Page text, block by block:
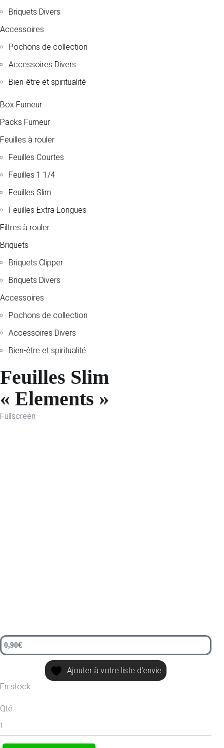
Briquets Divers
Accessoires
Pochons de collection
Accessoires Divers
Bien-être et spiritualité
Box Fumeur
Packs Fumeur
Feuilles à rouler
Feuilles Courtes
Feuilles 1 1/4
Feuilles Slim
Feuilles Extra Longues
Filtres à rouler
Briquets
Briquets Clipper
Briquets Divers
Accessoires
Pochons de collection
Accessoires Divers
Bien-être et spiritualité
Feuilles Slim
« Elements »
Fullscreen
0,90€
Ajouter à votre liste d'envie
En stock
Qté :